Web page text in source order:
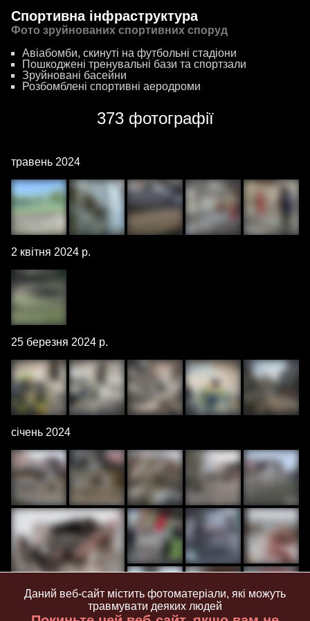
Спортивна інфраструктура
Фото зруйнованих спортивних споруд
Авіабомби, скинуті на футбольні стадіони
Пошкоджені тренувальні бази та спортзали
Зруйновані басейни
Розбомблені спортивні аеродроми
373 фотографії
травень 2024
2 квітня 2024 р.
25 березня 2024 р.
січень 2024
Даний веб-сайт містить фотоматеріали, які можуть
травмувати деяких людей